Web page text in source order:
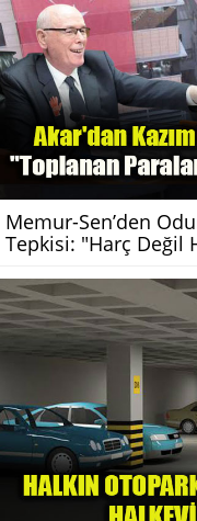
Memur-Sen’den
Tepkisi: "Harç Değil